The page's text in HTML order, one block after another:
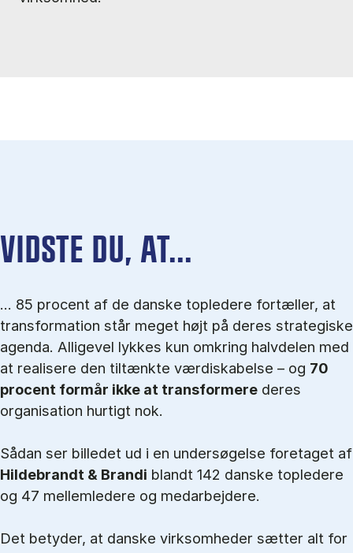
VIDSTE DU, AT...
... 85 procent af de danske topledere fortæller, at
transformation står meget højt på deres strategiske
agenda. Alligevel lykkes kun omkring halvdelen med
at realisere den tiltænkte værdiskabelse – og 70
procent formår ikke at transformere deres
organisation hurtigt nok.
Sådan ser billedet ud i en undersøgelse foretaget af
Hildebrandt & Brandi blandt 142 danske topledere
og 47 mellemledere og medarbejdere.
Det betyder, at danske virksomheder sætter alt for